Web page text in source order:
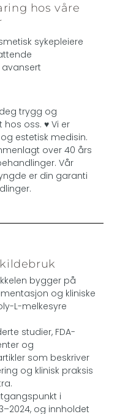
hos våre
sykepleiere
trygg og
oss. ♥ Vi er
estetisk medisin.
over 40 års
Vår
er din garanti
bygger på
og kliniske
L-melkesyre
studier, FDA-
og
som beskriver
og klinisk praksis
i
og innholdet